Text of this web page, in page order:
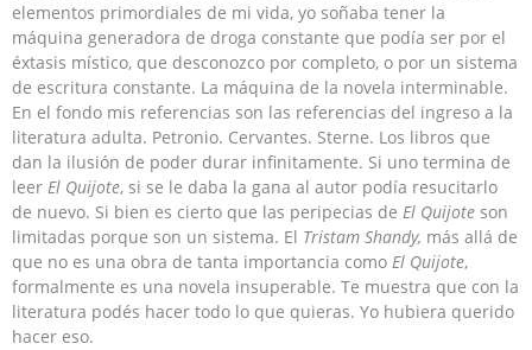
elementos primordiales de mi vida, yo soñaba tener la
máquina generadora de droga constante que podía ser por el
éxtasis místico, que desconozco por completo, o por un sistema
de escritura constante. La máquina de la novela interminable.
En el fondo mis referencias son las referencias del ingreso a la
literatura adulta. Petronio. Cervantes. Sterne. Los libros que
dan la ilusión de poder durar infinitamente. Si uno termina de
leer El Quijote, si se le daba la gana al autor podía resucitarlo
de nuevo. Si bien es cierto que las peripecias de El Quijote son
limitadas porque son un sistema. El Tristam Shandy, más allá de
que no es una obra de tanta importancia como El Quijote,
formalmente es una novela insuperable. Te muestra que con la
literatura podés hacer todo lo que quieras. Yo hubiera querido
hacer eso.